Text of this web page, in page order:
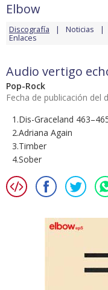
Elbow
Discografía Noticias
Enlaces
Audio vertigo
Pop-Rock
Fecha de publicación del
1.Dis-Graceland
2.Adriana Again
3.Timber
4.Sober